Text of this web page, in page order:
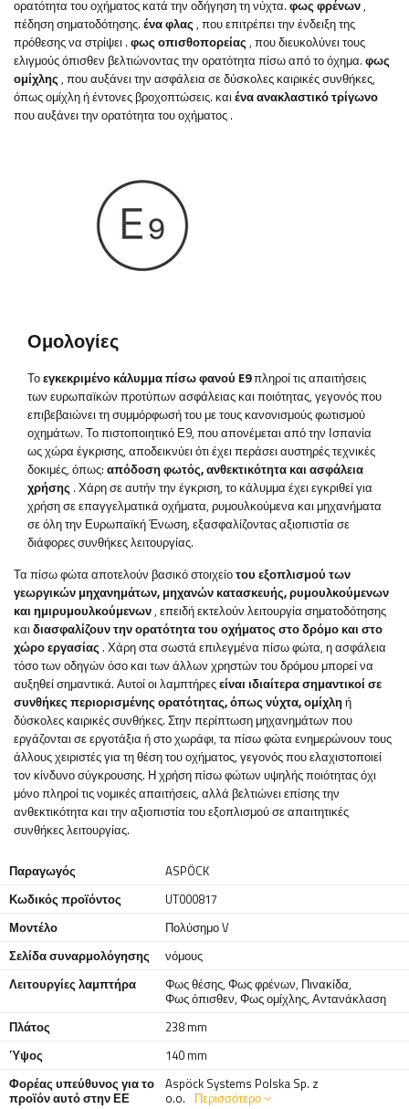
ορατότητα του οχήματος κατά την οδήγηση τη νύχτα. φως φρένων,
πέδηση σηματοδότησης. ένα φλας, που επιτρέπει την ένδειξη της
πρόθεσης να στρίψει . φωςοπισθοπορείας, που διευκολύνει τους
ελιγμούς όπισθεν βελτιώνοντας την ορατότητα πίσω από το όχημα. φως
ομίχλης, που αυξάνει την ασφάλεια σε δύσκολες καιρικές συνθήκες,
όπως ομίχλη ή έντονες βροχοπτώσεις. καιένα ανακλαστικό τρίγωνο
που αυξάνει την ορατότητα του οχήματος .
Ομολογίες
Τοεγκεκριμένο κάλυμμα πίσω φανού E9πληροί τις απαιτήσεις
των ευρωπαϊκών προτύπων ασφάλειας και ποιότητας, γεγονός που
επιβεβαιώνει τη συμμόρφωσή του με τους κανονισμούς φωτισμού
οχημάτων. Το πιστοποιητικό Ε9, που απονέμεται από την Ισπανία
ως χώρα έγκρισης, αποδεικνύει ότι έχει περάσει αυστηρές τεχνικές
δοκιμές, όπως: απόδοση φωτός, ανθεκτικότητα και ασφάλεια
χρήσης . Χάρη σε αυτήν την έγκριση, το κάλυμμα έχει εγκριθεί για
χρήση σε επαγγελματικά οχήματα, ρυμουλκούμενα και μηχανήματα
σε όλη την Ευρωπαϊκή Ένωση, εξασφαλίζοντας αξιοπιστία σε
διάφορες συνθήκες λειτουργίας.
Τα πίσω φώτα αποτελούν βασικό στοιχείοτου εξοπλισμού των
γεωργικών μηχανημάτων, μηχανών κατασκευής, ρυμουλκούμενων
και ημιρυμουλκούμενων, επειδή εκτελούν λειτουργία σηματοδότησης
καιδιασφαλίζουν την ορατότητα του οχήματος στο δρόμο και στο
χώρο εργασίας . Χάρη στα σωστά επιλεγμένα πίσω φώτα, η ασφάλεια
τόσο των οδηγών όσο και των άλλων χρηστών του δρόμου μπορεί να
αυξηθεί σημαντικά. Αυτοί οι λαμπτήρεςείναι ιδιαίτερα σημαντικοί σε
συνθήκες περιορισμένης ορατότητας, όπως νύχτα, ομίχληή
δύσκολες καιρικές συνθήκες. Στην περίπτωση μηχανημάτων που
εργάζονται σε εργοτάξια ή στο χωράφι, τα πίσω φώτα ενημερώνουν τους
άλλους χειριστές για τη θέση του οχήματος, γεγονός που ελαχιστοποιεί
τον κίνδυνο σύγκρουσης. Η χρήση πίσω φώτων υψηλής ποιότητας όχι
μόνο πληροί τις νομικές απαιτήσεις, αλλά βελτιώνει επίσης την
ανθεκτικότητα και την αξιοπιστία του εξοπλισμού σε απαιτητικές
συνθήκες λειτουργίας.
Παραγωγός
ASPÖCK
Κωδικός προϊόντος
UT000817
Μοντέλο
Πολύσημο V
Σελίδα συναρμολόγησης
νόμους
Λειτουργίες λαμπτήρα
Φως θέσης,Φως φρένων, Πινακίδα,
Φως όπισθεν,Φως ομίχλης,Αντανάκλαση
Πλάτος
238 mm
Ύψος
140 mm
Φορέας υπεύθυνος για το
προϊόν αυτό στην ΕΕ
Aspöck Systems Polska Sp. z
o.o. Περισσότερο